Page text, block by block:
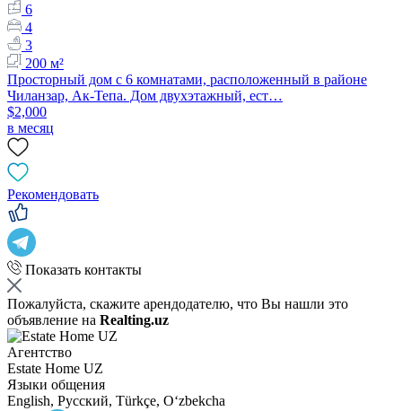
6
4
3
200 м²
Просторный дом с 6 комнатами, расположенный в районе
Чиланзар, Ак-Тепа. Дом двухэтажный, ест…
$2,000
в месяц
Рекомендовать
Показать контакты
Пожалуйста, скажите арендодателю, что Вы нашли это
объявление на Realting.uz
Агентство
Estate Home UZ
Языки общения
English, Русский, Türkçe, Oʻzbekcha